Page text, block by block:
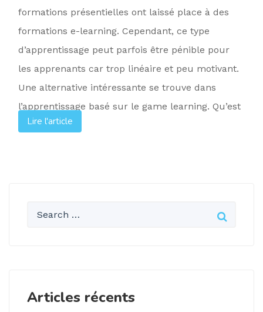
formations présentielles ont laissé place à des
formations e-learning. Cependant, ce type
d’apprentissage peut parfois être pénible pour
les apprenants car trop linéaire et peu motivant.
Une alternative intéressante se trouve dans
l’apprentissage basé sur le game learning. Qu’est
[…]Lire l'article
Articles récents